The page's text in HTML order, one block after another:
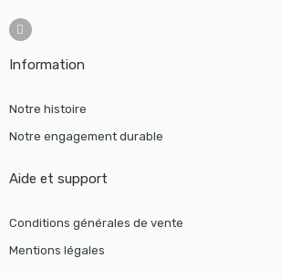
Information
Notre histoire
Notre engagement durable
Aide et support
Conditions générales de vente
Mentions légales